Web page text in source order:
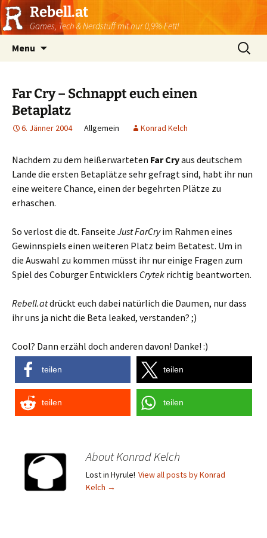
Rebell.at
Games, Tech & Nerdstuff mit nur 0,9% Fett!
Menu
Suchen
nach:
Far Cry – Schnappt euch einen
Betaplatz
6. Jänner 2004 Allgemein Konrad Kelch
Nachdem zu dem heißerwarteten Far Cryaus deutschem
Lande die ersten Betaplätze sehr gefragt sind, habt ihr nun
eine weitere Chance, einen der begehrten Plätze zu
erhaschen.
So verlost die dt. Fanseite Just FarCryim Rahmen eines
Gewinnspiels einen weiteren Platz beim Betatest. Um in
die Auswahl zu kommen müsst ihr nur einige Fragen zum
Spiel des Coburger Entwicklers Crytek richtig beantworten.
Rebell.atdrückt euch dabei natürlich die Daumen, nur dass
ihr uns ja nicht die Beta leaked, verstanden? ;)
Cool? Dann erzähl doch anderen davon! Danke! :)
teilen teilen
teilen teilen
About Konrad Kelch
Lost in Hyrule! View all posts by Konrad
Kelch →